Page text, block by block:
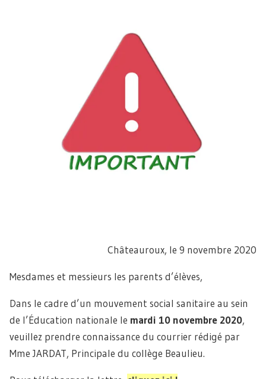
Châteauroux, le 9 novembre 2020
Mesdames et messieurs les parents d’élèves,
Dans le cadre d’un mouvement social sanitaire au sein
de l’Éducation nationale le mardi 10 novembre 2020,
veuillez prendre connaissance du courrier rédigé par
Mme JARDAT, Principale du collège Beaulieu.